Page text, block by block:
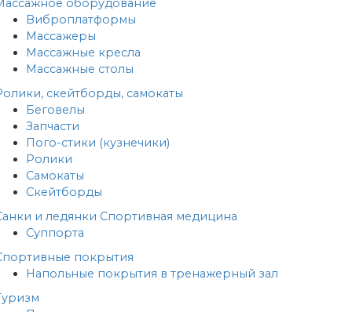
оборудование
Виброплатформы
Массажеры
Массажные кресла
Массажные столы
скейтборды, самокаты
Беговелы
Запчасти
Пого-стики (кузнечики)
Ролики
Самокаты
Скейтборды
и ледянки Спортивная медицина
Суппорта
покрытия
Напольные покрытия в тренажерный зал